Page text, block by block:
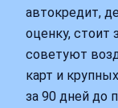
автокредит,
оценку, стоит
советуют
карт и
за 90 дней до